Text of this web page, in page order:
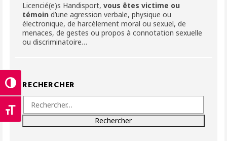
Passer en contraste élevé
Changer la taille de la police
Licencié(e)s Handisport,vous êtes victime ou
témoin d’une agression verbale, physique ou
électronique, de harcèlement moral ou sexuel, de
menaces, de gestes ou propos à connotation sexuelle
ou discriminatoire…
RECHERCHER
Rechercher :